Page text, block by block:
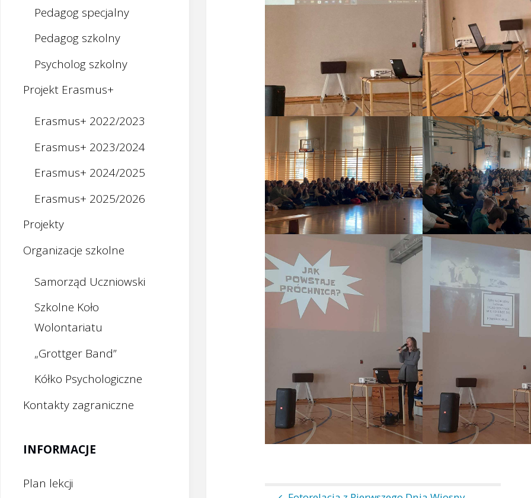
Pedagog specjalny
Pedagog szkolny
Psycholog szkolny
Projekt Erasmus+
Erasmus+ 2022/2023
Erasmus+ 2023/2024
Erasmus+ 2024/2025
Erasmus+ 2025/2026
Projekty
Organizacje szkolne
Samorząd Uczniowski
Szkolne Koło
Wolontariatu
„Grottger Band”
Kółko Psychologiczne
Kontakty zagraniczne
INFORMACJE
Plan lekcji